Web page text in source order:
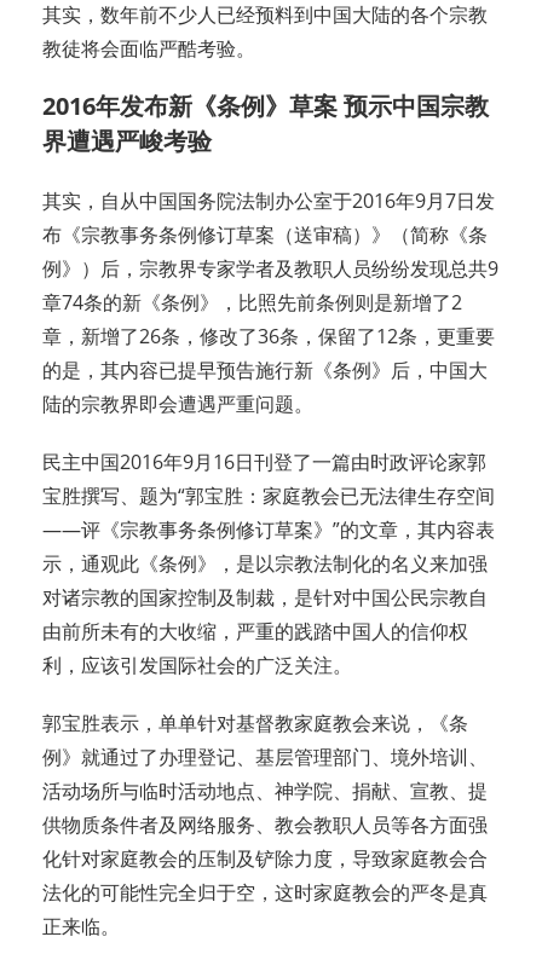
其实，数年前不少人已经预料到中国大陆的各个宗教
教徒将会面临严酷考验。
2016年发布新《条例》草案 预示中国宗教
界遭遇严峻考验
其实，自从中国国务院法制办公室于2016年9月7日发
布《宗教事务条例修订草案（送审稿）》（简称《条
例》）后，宗教界专家学者及教职人员纷纷发现总共9
章74条的新《条例》，比照先前条例则是新增了2
章，新增了26条，修改了36条，保留了12条，更重要
的是，其内容已提早预告施行新《条例》后，中国大
陆的宗教界即会遭遇严重问题。
民主中国2016年9月16日刊登了一篇由时政评论家郭
宝胜撰写、题为“郭宝胜：家庭教会已无法律生存空间
——评《宗教事务条例修订草案》”的文章，其内容表
示，通观此《条例》，是以宗教法制化的名义来加强
对诸宗教的国家控制及制裁，是针对中国公民宗教自
由前所未有的大收缩，严重的践踏中国人的信仰权
利，应该引发国际社会的广泛关注。
郭宝胜表示，单单针对基督教家庭教会来说，《条
例》就通过了办理登记、基层管理部门、境外培训、
活动场所与临时活动地点、神学院、捐献、宣教、提
供物质条件者及网络服务、教会教职人员等各方面强
化针对家庭教会的压制及铲除力度，导致家庭教会合
法化的可能性完全归于空，这时家庭教会的严冬是真
正来临。